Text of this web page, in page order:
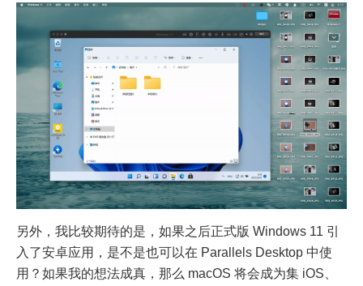
另外，我比较期待的是，如果之后正式版 Windows 11 引
入了安卓应用，是不是也可以在 Parallels Desktop 中使
用？如果我的想法成真，那么 macOS 将会成为集 iOS、